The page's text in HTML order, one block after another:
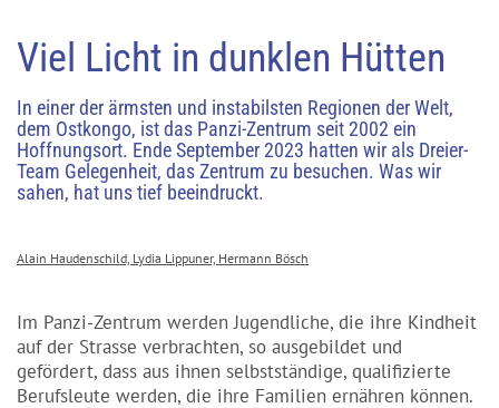
Viel Licht in dunklen Hütten
In einer der ärmsten und instabilsten Regionen der Welt,
dem Ostkongo, ist das Panzi-Zentrum seit 2002 ein
Hoffnungsort. Ende September 2023 hatten wir als Dreier-
Team Gelegenheit, das Zentrum zu besuchen. Was wir
sahen, hat uns tief beeindruckt.
Alain Haudenschild, Lydia Lippuner, Hermann Bösch
Im Panzi-Zentrum werden Jugendliche, die ihre Kindheit
auf der Strasse verbrachten, so ausgebildet und
gefördert, dass aus ihnen selbstständige, qualifizierte
Berufsleute werden, die ihre Familien ernähren können.